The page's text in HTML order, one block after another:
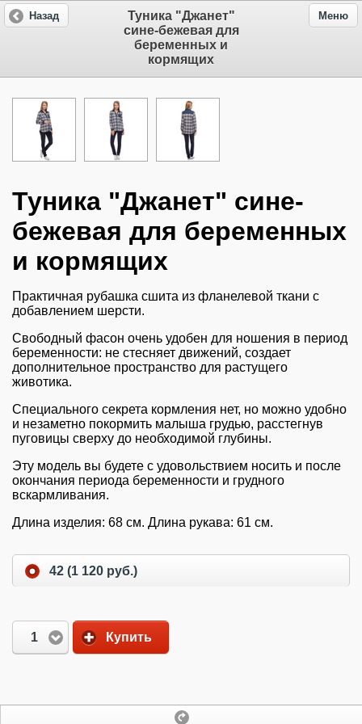
Туника "Джанет"
сине-бежевая для
беременных и
кормящих
Назад Меню
Туника "Джанет" сине-
бежевая для беременных
и кормящих
Практичная рубашка сшита из фланелевой ткани с
добавлением шерсти.
Свободный фасон очень удобен для ношения в период
беременности: не стесняет движений, создает
дополнительное пространство для растущего
животика.
Специального секрета кормления нет, но можно удобно
и незаметно покормить малыша грудью, расстегнув
пуговицы сверху до необходимой глубины.
Эту модель вы будете с удовольствием носить и после
окончания периода беременности и грудного
вскармливания.
Длина изделия: 68 см. Длина рукава: 61 см.
42 (1 120 руб.)
1 Купить